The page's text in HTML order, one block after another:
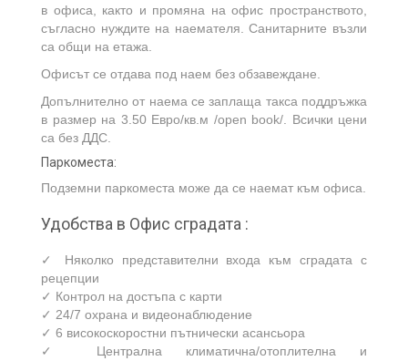
в офиса, както и промяна на офис пространството,
съгласно нуждите на наемателя. Санитарните възли
са общи на етажа.
Офисът се отдава под наем без обзавеждане.
Допълнително от наема се заплаща такса поддръжка
в размер на 3.50 Евро/кв.м /open book/. Всички цени
са без ДДС.
Паркоместа:
Подземни паркоместа може да се наемат към офиса.
Удобства в Офис сградата :
✓ Няколко представителни входа към сградата с
рецепции
✓ Контрол на достъпа с карти
✓ 24/7 охрана и видеонаблюдение
✓ 6 високоскоростни пътнически асансьора
✓ Централна климатична/отоплителна и